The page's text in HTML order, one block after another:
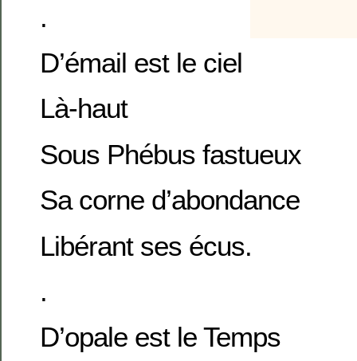
.
D’émail est le ciel
Là-haut
Sous Phébus fastueux
Sa corne d’abondance
Libérant ses écus.
.
D’opale est le Temps